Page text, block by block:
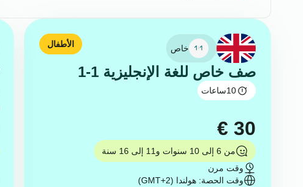
خاص
صف خاص للغة الإنجليزية 1-1
10ساعات
الأطفال
€ 30
من 6 إلى 10 سنوات و11 إلى 16 سنة
وقت مرن
وقت الحصة: هولندا (GMT+2)